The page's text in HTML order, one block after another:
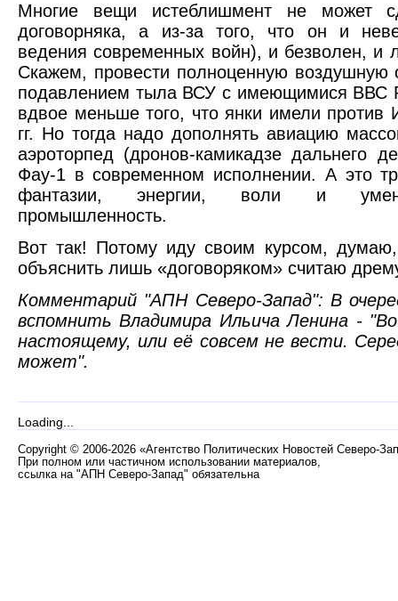
Многие вещи истеблишмент не может
договорняка, а из-за того, что он и
ведения современных войн), и безволен, и
Скажем, провести полноценную
подавлением тыла ВСУ с имеющимися ВВС
вдвое меньше того, что янки имели против
гг. Но тогда надо дополнять авиацию
аэроторпед (дронов-камикадзе дальнего
Фау-1 в современном исполнении. А это
фантазии, энергии, воли и
промышленность.
Вот так! Потому иду своим курсом,
объяснить лишь «договоряком» считаю
Комментарий "АПН Северо-Запад": В
вспомнить Владимира Ильича Ленина -
настоящему, или её совсем не вести.
может".
Loading...
Copyright © 2006-2026 «Агентство Политических Новостей Северо-
При полном или частичном использовании материалов,
ссылка на "АПН Северо-Запад" обязательна